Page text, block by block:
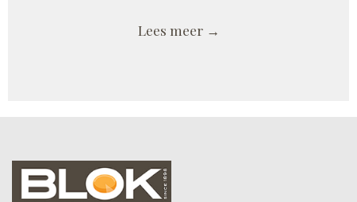
Lees meer →